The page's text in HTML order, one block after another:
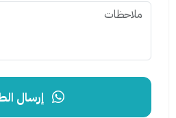
إرسال الطلب